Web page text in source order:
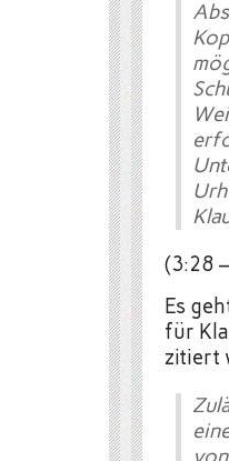
(3:28
Es
für
zitiert